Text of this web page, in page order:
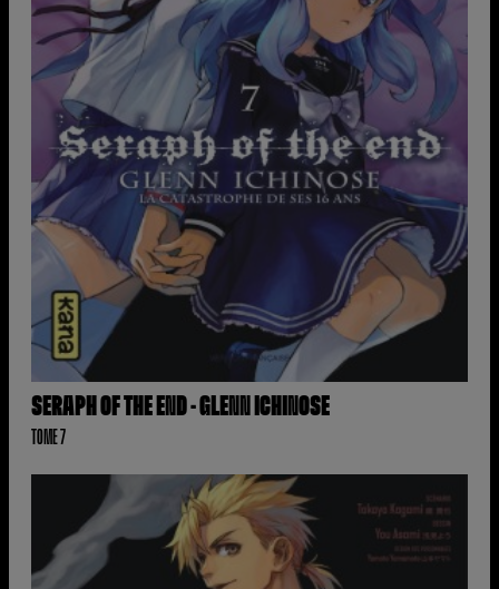
SERAPH OF THE END - GLENN ICHINOSE
TOME 7